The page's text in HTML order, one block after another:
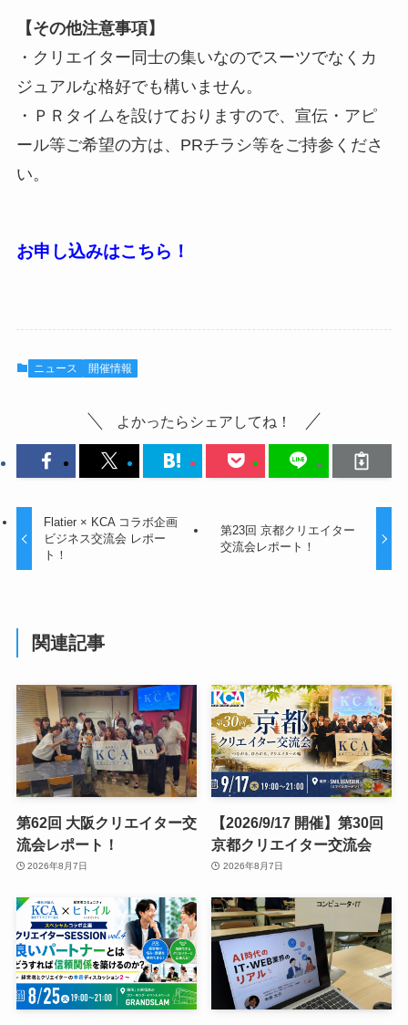
【その他注意事項】
・クリエイター同士の集いなのでスーツでなくカ
ジュアルな格好でも構いません。
・ＰＲタイムを設けておりますので、宣伝・アピ
ール等ご希望の方は、PRチラシ等をご持参くださ
い。
お申し込みはこちら！
ニュース 開催情報
よかったらシェアしてね！
Flatier × KCA コラボ企画
ビジネス交流会 レポー
ト！
第23回 京都クリエイター
交流会レポート！
関連記事
第62回 大阪クリエイター交
流会レポート！
2026年8月7日
【2026/9/17 開催】第30回
京都クリエイター交流会
2026年8月7日